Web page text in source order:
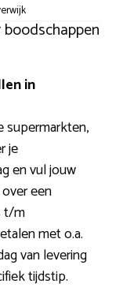
in
supermarkten,
je
en vul jouw
een
t/m
met o.a.
van levering
tijdstip.